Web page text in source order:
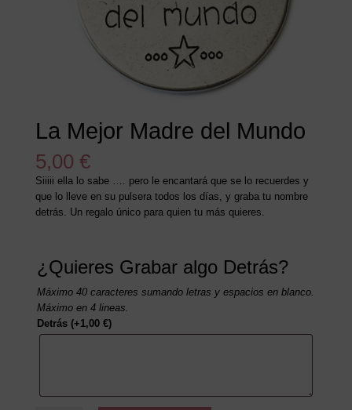
La Mejor Madre del Mundo
5,00 €
Siiiii ella lo sabe …. pero le encantará que se lo recuerdes y
que lo lleve en su pulsera todos los días, y graba tu nombre
detrás. Un regalo único para quien tu más quieres.
¿Quieres Grabar algo Detrás?
Máximo 40 caracteres sumando letras y espacios en blanco.
Máximo en 4 lineas.
Detrás (+1,00 €)